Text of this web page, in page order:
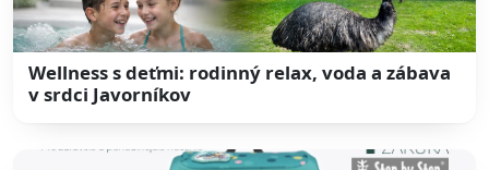
Wellness s deťmi: rodinný relax, voda a zábava
v srdci Javorníkov